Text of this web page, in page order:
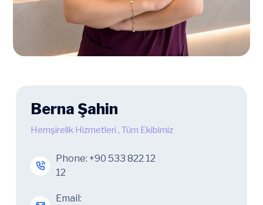
Berna Şahin
Hemşirelik Hizmetleri , Tüm Ekibimiz
Phone: +90 533 822 12
12
Email: